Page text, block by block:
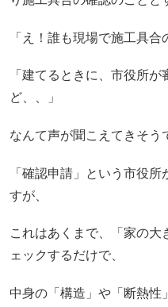
「え！誰も現場で施工具合
「建てるときに、市役所
ど、、」
なんて声が聞こえてきそう
「確認申請」という市役
すが、
これはあくまで、「家の大
ェックするだけで、
中身の「構造」や「断熱性